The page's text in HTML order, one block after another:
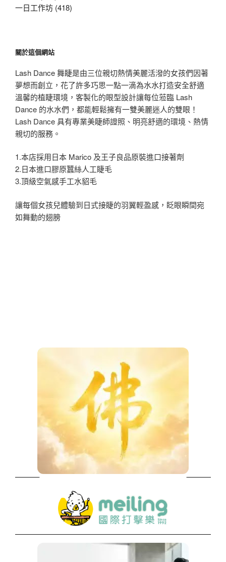
一日工作坊 (418)
關於這個網站
Lash Dance 舞睫是由三位親切熱情美麗活潑的女孩們因著
夢想而創立，花了許多巧思一點一滴為水水打造安全舒適
溫馨的植睫環境，客製化的眼型設計讓每位蒞臨 Lash
Dance 的水水們，都能輕鬆擁有一雙美麗迷人的雙眼！
Lash Dance 具有專業美睫師證照、明亮舒適的環境、熱情
親切的服務。
1.本店採用日本 Marico 及王子良品原裝進口接著劑
2.日本進口膠原蠶絲人工睫毛
3.頂級空氣感手工水貂毛
讓每個女孩兒體驗到日式接睫的羽翼輕盈感，眨眼瞬間宛
如舞動的翅膀